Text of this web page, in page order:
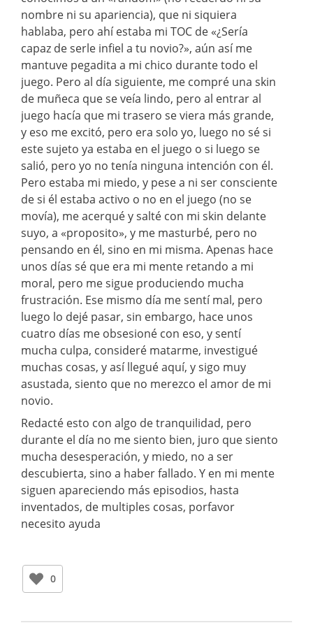
nombre ni su apariencia), que ni siquiera
hablaba, pero ahí estaba mi TOC de «¿Sería
capaz de serle infiel a tu novio?», aún así me
mantuve pegadita a mi chico durante todo el
juego. Pero al día siguiente, me compré una skin
de muñeca que se veía lindo, pero al entrar al
juego hacía que mi trasero se viera más grande,
y eso me excitó, pero era solo yo, luego no sé si
este sujeto ya estaba en el juego o si luego se
salió, pero yo no tenía ninguna intención con él.
Pero estaba mi miedo, y pese a ni ser consciente
de si él estaba activo o no en el juego (no se
movía), me acerqué y salté con mi skin delante
suyo, a «proposito», y me masturbé, pero no
pensando en él, sino en mi misma. Apenas hace
unos días sé que era mi mente retando a mi
moral, pero me sigue produciendo mucha
frustración. Ese mismo día me sentí mal, pero
luego lo dejé pasar, sin embargo, hace unos
cuatro días me obsesioné con eso, y sentí
mucha culpa, consideré matarme, investigué
muchas cosas, y así llegué aquí, y sigo muy
asustada, siento que no merezco el amor de mi
novio.
Redacté esto con algo de tranquilidad, pero
durante el día no me siento bien, juro que siento
mucha desesperación, y miedo, no a ser
descubierta, sino a haber fallado. Y en mi mente
siguen apareciendo más episodios, hasta
inventados, de multiples cosas, porfavor
necesito ayuda
0